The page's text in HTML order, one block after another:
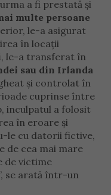
a fi prestată şi
multe persoane
le-a asigurat
în locaţii
, le-a transferat în
sau din Irlanda
şi controlat în
cuprinse între
inculpatul a folosit
în eroare şi
le cu datorii fictive,
de cea mai mare
de victime
se arată într-un